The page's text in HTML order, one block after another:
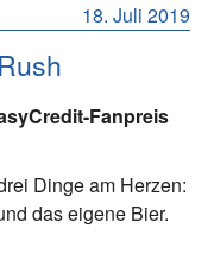
18. Juli 2019
Fanpreis
Dinge am Herzen:
das eigene Bier.